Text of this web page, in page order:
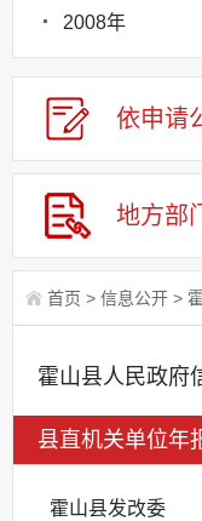
2008年
依申请
地方部
首页 > 信息公开 >
霍山县人民政府
县直机关单位年
霍山县发改委